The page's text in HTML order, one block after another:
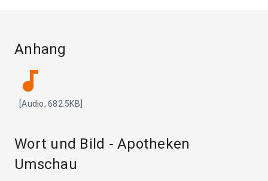
Anhang
audiotrack
[Audio, 682.5KB]
Wort und Bild - Apotheken
Umschau